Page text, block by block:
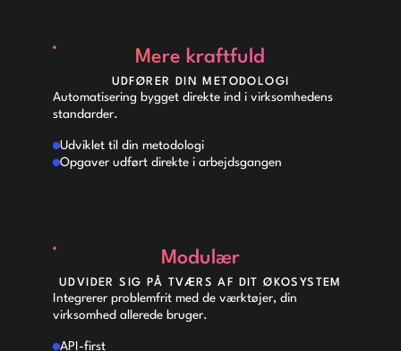
Mere kraftfuld
UDFØRER DIN METODOLOGI
Automatisering bygget direkte ind i virksomhedens
standarder.
Udviklet til din metodologi
Opgaver udført direkte i arbejdsgangen
Modulær
UDVIDER SIG PÅ TVÆRS AF DIT ØKOSYSTEM
Integrerer problemfrit med de værktøjer, din
virksomhed allerede bruger.
API-first